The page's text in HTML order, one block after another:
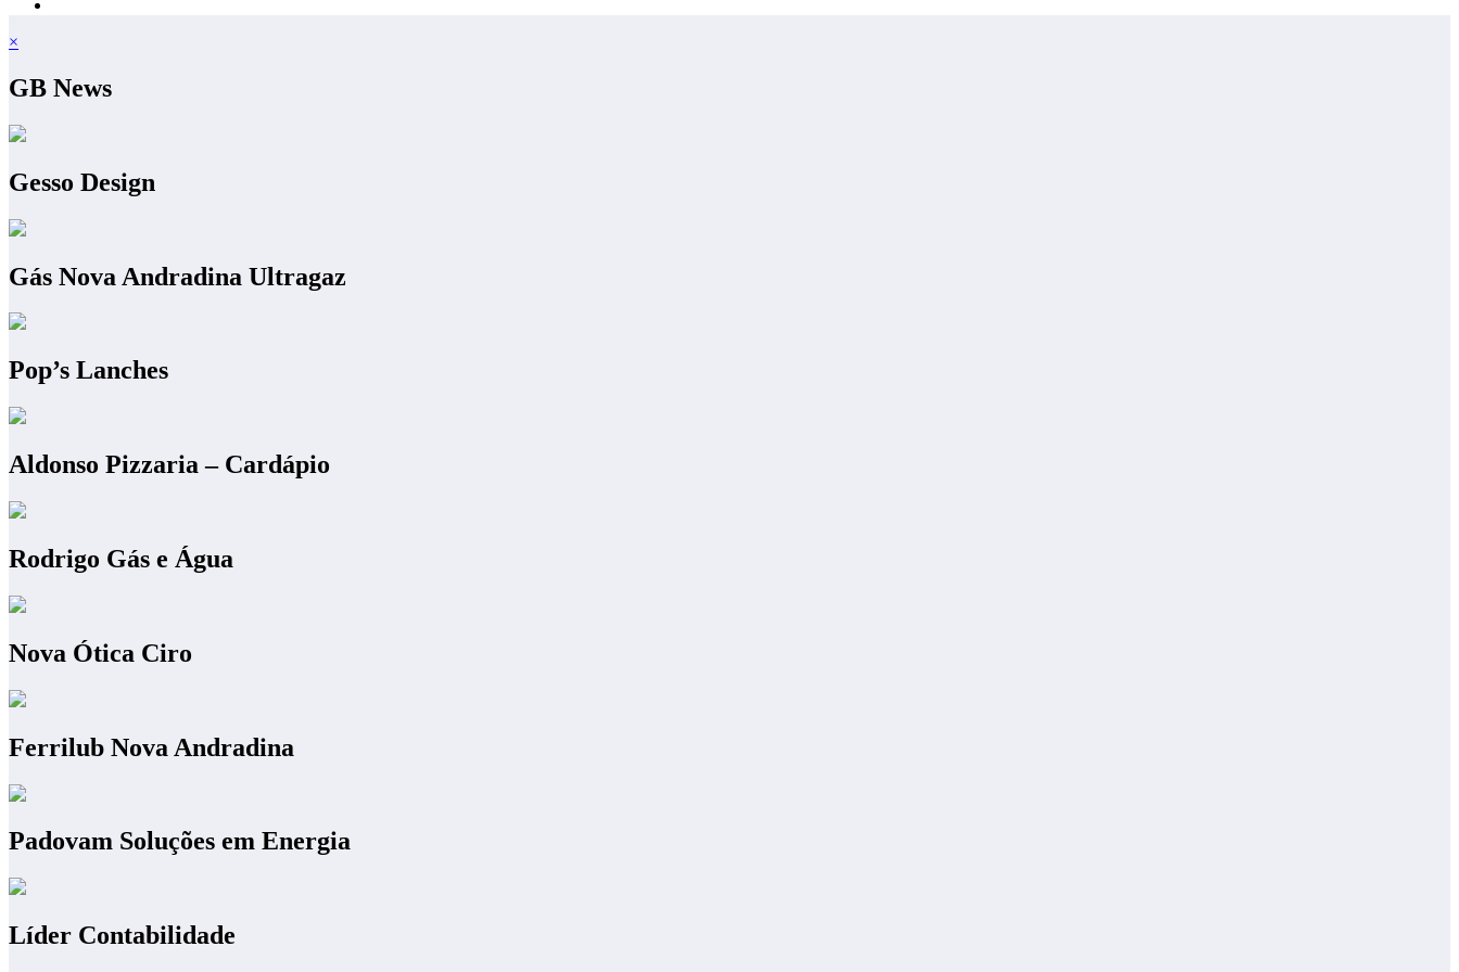
×
GB News
Gesso Design
Gás Nova Andradina Ultragaz
Pop’s Lanches
Aldonso Pizzaria – Cardápio
Rodrigo Gás e Água
Nova Ótica Ciro
Ferrilub Nova Andradina
Padovam Soluções em Energia
Líder Contabilidade